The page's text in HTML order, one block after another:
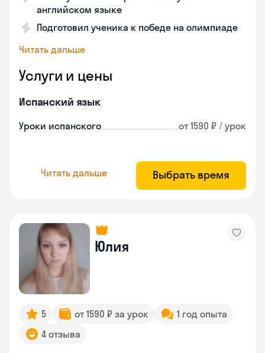
английском языке
Подготовил ученика к победе на олимпиаде
Читать дальше
Услуги и цены
Испанский язык
Уроки испанского от 1590 ₽ / урок
Читать дальше Выбрать время
Юлия
5 от 1590 ₽ за урок
1 год опыта
4 отзыва